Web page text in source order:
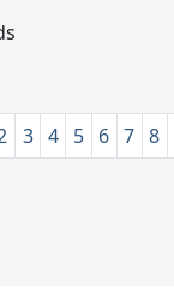
3 4 5 6 7 8